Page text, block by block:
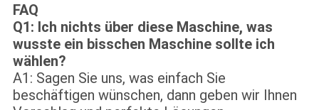
FAQ
Q1: Ich nichts über diese Maschine, was
wusste ein bisschen Maschine sollte ich
wählen?
A1: Sagen Sie uns, was einfach Sie
beschäftigen wünschen, dann geben wir Ihnen